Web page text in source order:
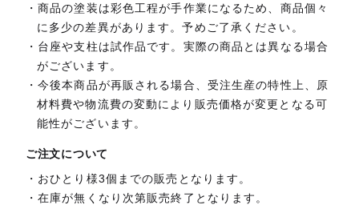
商品の塗装は彩色工程が手作業になるため、商品個々
に多少の差異があります。予めご了承ください。
台座や支柱は試作品です。実際の商品とは異なる場合
がございます。
今後本商品が再販される場合、受注生産の特性上、原
材料費や物流費の変動により販売価格が変更となる可
能性がございます。
ご注文について
おひとり様3個までの販売となります。
在庫が無くなり次第販売終了となります。